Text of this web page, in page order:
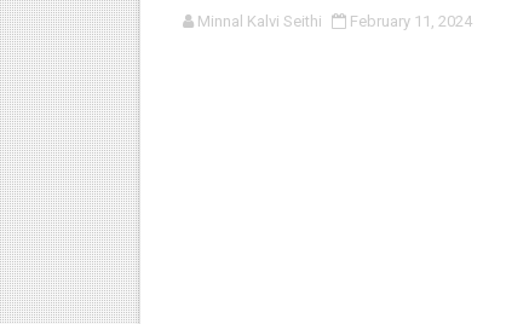
பள்ளி காலை வழிபாட்டுச்
Minnal Kalvi Seithi February 11, 2024